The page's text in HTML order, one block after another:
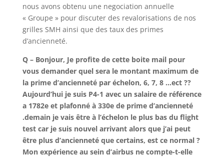
nous avons obtenu une negociation annuelle
« Groupe » pour discuter des revalorisations de nos
grilles SMH ainsi que des taux des primes
d’ancienneté.
Q – Bonjour, Je profite de cette boite mail pour
vous demander quel sera le montant maximum de
la prime d’ancienneté par échelon, 6, 7, 8 …ect ??
Aujourd’hui je suis P4-1 avec un salaire de référence
a 1782e et plafonné à 330e de prime d’ancienneté
.demain je vais être à l’échelon le plus bas du flight
test car je suis nouvel arrivant alors que j’ai peut
être plus d’ancienneté que certains, est ce normal ?
Mon expérience au sein d’airbus ne compte-t-elle